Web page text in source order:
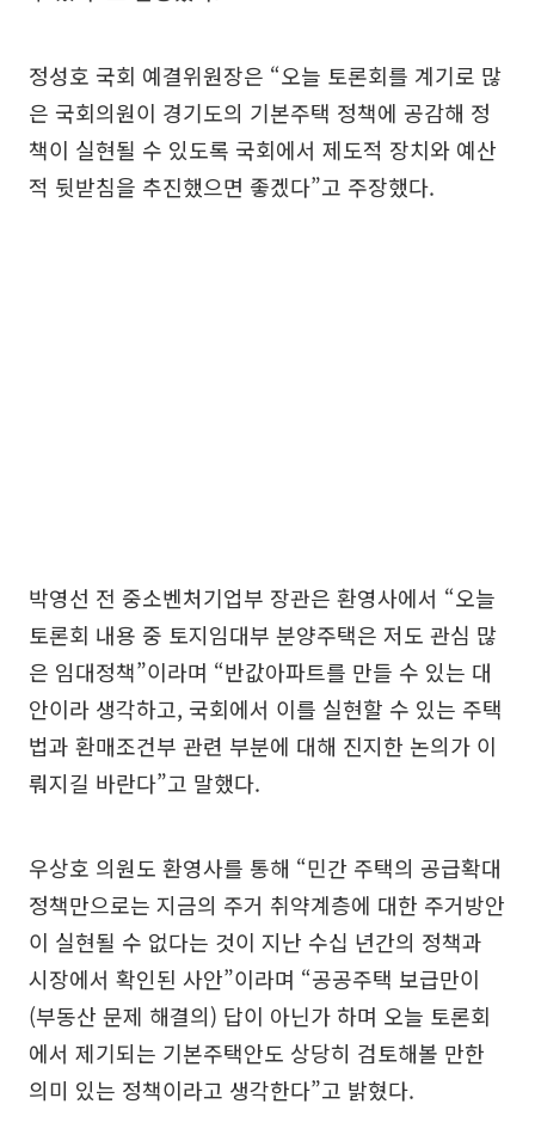
정성호 국회 예결위원장은 “오늘 토론회를 계기로 많
은 국회의원이 경기도의 기본주택 정책에 공감해 정
책이 실현될 수 있도록 국회에서 제도적 장치와 예산
적 뒷받침을 추진했으면 좋겠다”고 주장했다.
박영선 전 중소벤처기업부 장관은 환영사에서 “오늘
토론회 내용 중 토지임대부 분양주택은 저도 관심 많
은 임대정책”이라며 “반값아파트를 만들 수 있는 대
안이라 생각하고, 국회에서 이를 실현할 수 있는 주택
법과 환매조건부 관련 부분에 대해 진지한 논의가 이
뤄지길 바란다”고 말했다.
우상호 의원도 환영사를 통해 “민간 주택의 공급확대
정책만으로는 지금의 주거 취약계층에 대한 주거방안
이 실현될 수 없다는 것이 지난 수십 년간의 정책과
시장에서 확인된 사안”이라며 “공공주택 보급만이
(부동산 문제 해결의) 답이 아닌가 하며 오늘 토론회
에서 제기되는 기본주택안도 상당히 검토해볼 만한
의미 있는 정책이라고 생각한다”고 밝혔다.